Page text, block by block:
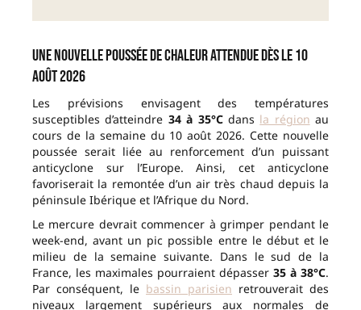
Une nouvelle poussée de chaleur attendue dès le 10
août 2026
Les prévisions envisagent des températures
susceptibles d’atteindre 34 à 35°Cdans la région au
cours de la semaine du 10 août 2026. Cette nouvelle
poussée serait liée au renforcement d’un puissant
anticyclone sur l’Europe. Ainsi, cet anticyclone
favoriserait la remontée d’un air très chaud depuis la
péninsule Ibérique et l’Afrique du Nord.
Le mercure devrait commencer à grimper pendant le
week-end, avant un pic possible entre le début et le
milieu de la semaine suivante. Dans le sud de la
France, les maximales pourraient dépasser 35 à 38°C.
Par conséquent, le bassin parisien retrouverait des
niveaux largement supérieurs aux normales de